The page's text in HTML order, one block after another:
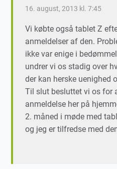
16. august, 2013 kl. 7:45
Vi købte også tablet Z
anmeldelser af den.
ikke var enige i
undrer vi os stadig over
der kan herske uenighed
Til slut besluttet vi os for
anmeldelse her på
2. måned i møde med
og jeg er tilfredse med